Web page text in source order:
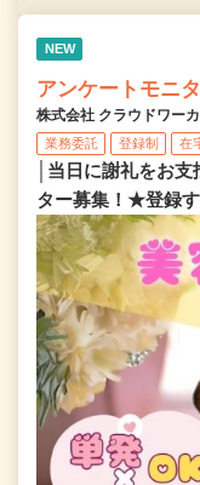
NEW
アンケートモニ
株式会社 クラウドワー
業務委託 登録制 在
│当日に謝礼をお
ター募集！★登録